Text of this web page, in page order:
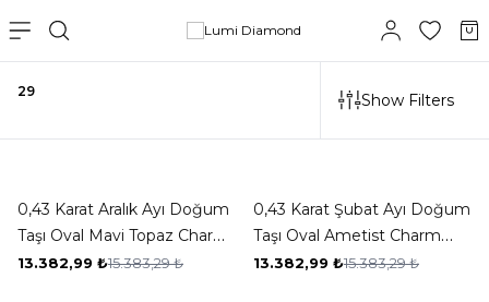
29 Show Filters
-13%
0,43 Karat Aralık Ayı Doğum
Taşı Oval Mavi Topaz Charm
Kolye Ucu
13.382,99 ₺15.383,29₺
-13%
0,43 Karat Şubat Ayı Doğum
Taşı Oval Ametist Charm
Kolye Ucu
13.382,99 ₺15.383,29₺